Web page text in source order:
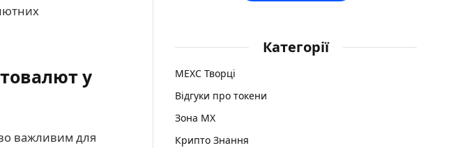
у
важливим для
Категорії
MEXC Творці
Відгуки про токени
Зона MX
Крипто Знання